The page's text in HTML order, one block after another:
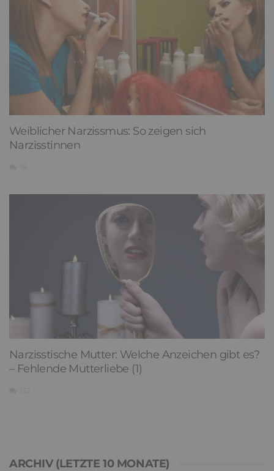
Weiblicher Narzissmus: So zeigen sich
Narzisstinnen
Narzisstische Mutter: Welche Anzeichen gibt es?
– Fehlende Mutterliebe (1)
ARCHIV (LETZTE 10 MONATE)